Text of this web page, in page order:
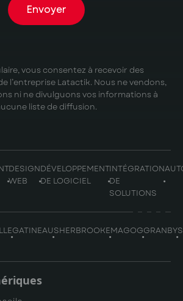
Envoyer
vous consentez à recevoir des
l’entreprise Latactik. Nous ne vendons,
ni ne divulguons vos informations à
liste de diffusion.
DESIGN
WEB
DÉVELOPPEMENT
DE LOGICIEL
INTÉGRATION
DE
SOLUTIONS
GATINEAUSHERBROOKEMAGOGGRANBY